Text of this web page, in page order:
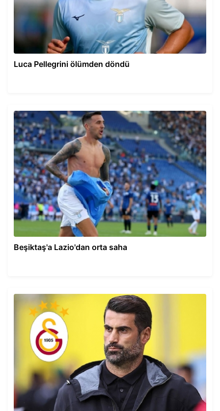
Luca Pellegrini ölümden döndü
Beşiktaş'a Lazio'dan orta saha